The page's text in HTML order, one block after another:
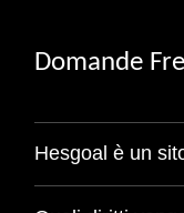
Domande
Hesgoal è un